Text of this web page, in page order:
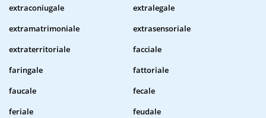
extraconiugale
extralegale
extramatrimoniale
extrasensoriale
extraterritoriale
facciale
faringale
fattoriale
faucale
fecale
feriale
feudale